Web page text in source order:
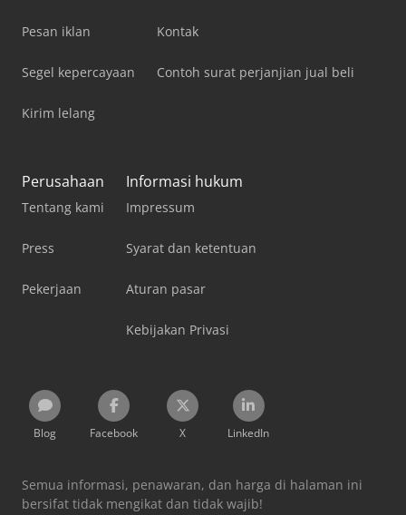
Pesan iklan
Segel kepercayaan
Kirim lelang
Kontak
Contoh surat perjanjian jual beli
Perusahaan
Tentang kami
Press
Pekerjaan
Informasi hukum
Impressum
Syarat dan ketentuan
Aturan pasar
Kebijakan Privasi
Blog Facebook X LinkedIn
Semua informasi, penawaran, dan harga di halaman ini
bersifat tidak mengikat dan tidak wajib!